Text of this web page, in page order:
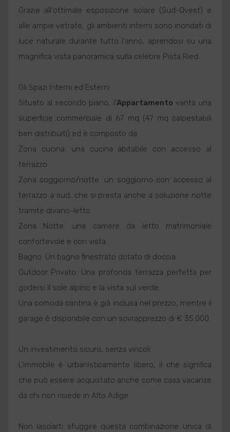
Grazie all'ottimale esposizione solare (Sud-Ovest) e
alle ampie vetrate, gli ambienti interni sono inondati di
luce naturale durante tutto l'anno, aprendosi su una
magnifica vista panoramica sulla celebre Pista Ried.
Gli Spazi Interni ed Esterni
Situato al secondo piano, l'Appartamento vanta una
superficie commerciale di 67 mq (47 mq calpestabili
ben distribuiti) ed è composto da:
Zona cucina: una cucina abitabile con accesso al
terrazzo.
Zona soggiorno/notte: un soggiorno con accesso al
terrazzo a sud, che si presta anche a soluzione notte
tramite divano-letto.
Zona Notte: una camere da letto matrimoniale
confortevole e con vista.
Bagno: Un bagno finestrato dotato di doccia.
Outdoor Privato: Una profonda terrazza perfetta per
godersi il sole alpino e la vista sul verde.
Una comoda cantina è già inclusa nel prezzo, mentre il
garage è disponibile con un sovrapprezzo di € 35.000.
Un investimento sicuro, senza vincoli
L'immobile è urbanisticamente libero, il che significa
che può essere acquistato anche come casa vacanze
da chi non risiede in Alto Adige.
Non lasciarti sfuggire questa combinazione unica di